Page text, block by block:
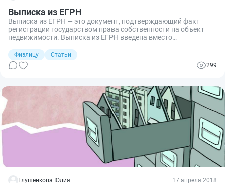
Выписка из ЕГРН
Выписка из ЕГРН — это документ, подтверждающий факт
регистрации государством права собственности на объект
недвижимости. Выписка из ЕГРН введена вместо
представляет собой документ, для чего он нужен, как его
получить, в том числе через интернет.
Физлицу
Статьи
299
Глушенкова Юлия 17 апреля 2018